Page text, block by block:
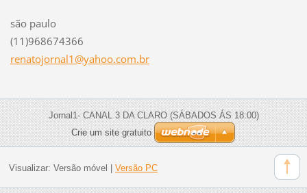
são paulo
(11)968674366
renatojornal1@yahoo.com.br
Jornal1- CANAL 3 DA CLARO (SÁBADOS ÁS 18:00)
Crie um site gratuito
Visualizar: Versão móvel Versão PC